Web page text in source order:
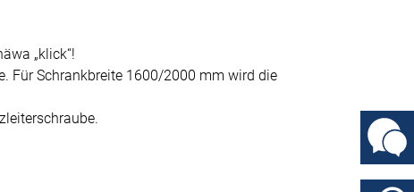
„klick“!
Für Schrankbreite 1600/2000 mm wird die